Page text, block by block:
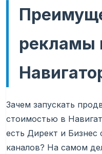
рекламы
Зачем запускать
стоимостью в
есть Директ и Бизнес
каналов? На самом